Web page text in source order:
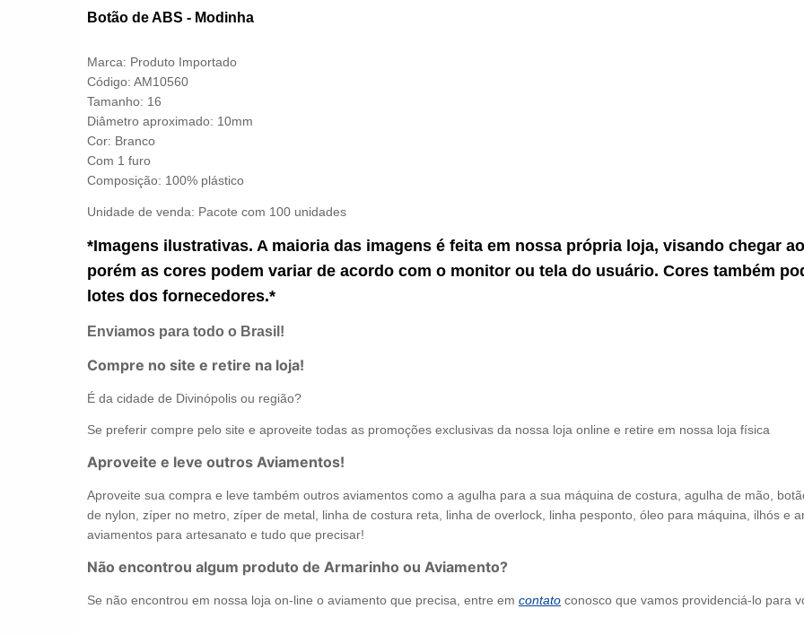
Botão de ABS - Modinha
Marca: Produto Importado
Código: AM10560
Tamanho: 16
Diâmetro aproximado: 10mm
Cor: Branco
Com 1 furo
Composição: 100% plástico
Unidade de venda: Pacote com 100 unidades
*Imagens ilustrativas. A maioria das imagens é feita em nossa própria loja, visando chegar
porém as cores podem variar de acordo com o monitor ou tela do usuário. Cores também
lotes dos fornecedores.*
Enviamos para todo o Brasil!
Compre no site e retire na loja!
É da cidade de Divinópolis ou região?
Se preferir compre pelo site e aproveite todas as promoções exclusivas da nossa loja online e retire em nossa loja física
Aproveite e leve outros Aviamentos!
Aproveite sua compra e leve também outros aviamentos como a agulha para a sua máquina de costura, agulha de mão,
de nylon, zíper no metro, zíper de metal, linha de costura reta, linha de overlock, linha pesponto, óleo para máquina, ilhós e
aviamentos para artesanato e tudo que precisar!
Não encontrou algum produto de Armarinho ou Aviamento?
Se não encontrou em nossa loja on-line o aviamento que precisa, entre em contato conosco que vamos providenciá-lo para